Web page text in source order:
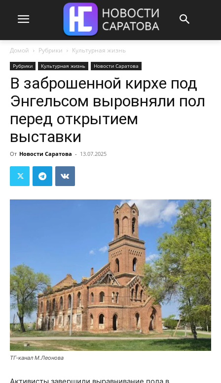
Домой Рубрики Культурная жизнь
Рубрики Культурная жизнь Новости Саратова
В заброшенной кирхе под
Энгельсом выровняли пол
перед открытием
выставки
От Новости Саратова - 13.07.2025
ТГ-канал М.Леонова